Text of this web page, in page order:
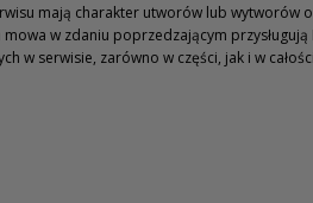
mają charakter utworów lub wytworów
w zdaniu poprzedzającym
w serwisie, zarówno w części, jak i w